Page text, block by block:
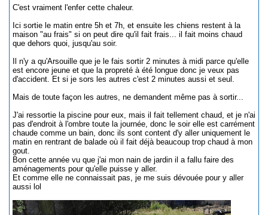
C'est vraiment l'enfer cette chaleur.
Ici sortie le matin entre 5h et 7h, et ensuite les chiens restent à la
maison "au frais" si on peut dire qu'il fait frais... il fait moins chaud
que dehors quoi, jusqu'au soir.
Il n'y a qu'Arsouille que je le fais sortir 2 minutes à midi parce qu'elle
est encore jeune et que la propreté à été longue donc je veux pas
d'accident. Et si je sors les autres c'est 2 minutes aussi et seul.
Mais de toute façon les autres, ne demandent même pas à sortir...
J'ai ressortie la piscine pour eux, mais il fait tellement chaud, et je n'ai
pas d'endroit à l'ombre toute la journée, donc le soir elle est carrément
chaude comme un bain, donc ils sont content d'y aller uniquement le
matin en rentrant de balade où il fait déjà beaucoup trop chaud à mon
gout.
Bon cette année vu que j'ai mon nain de jardin il a fallu faire des
aménagements pour qu'elle puisse y aller.
Et comme elle ne connaissait pas, je me suis dévouée pour y aller
aussi lol